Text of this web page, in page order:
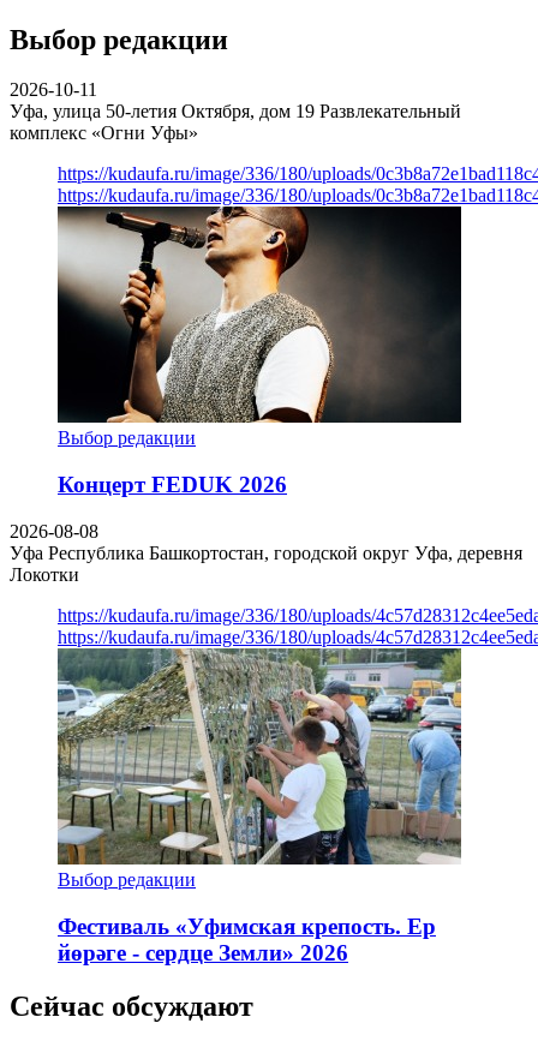
Выбор редакции
2026-10-11
Уфа, улица 50-летия Октября, дом 19 Развлекательный
комплекс «Огни Уфы»
https://kudaufa.ru/image/336/180/uploads/
https://kudaufa.ru/image/336/180/uploads/
Выбор редакции
Концерт FEDUK 2026
2026-08-08
Уфа Республика Башкортостан, городской округ Уфа, деревня
Локотки
https://kudaufa.ru/image/336/180/uploads/
https://kudaufa.ru/image/336/180/uploads/
Выбор редакции
Фестиваль «Уфимская крепость. Ер
йөрәге - сердце Земли» 2026
Сейчас обсуждают